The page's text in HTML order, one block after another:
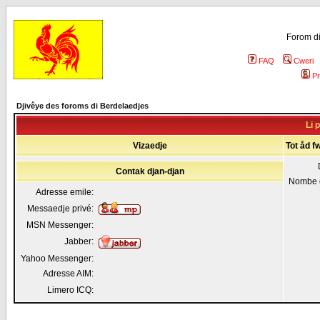
Forom
FAQ
Cweri
Djivêye des foroms di Berdelaedjes
Li
Vizaedje Tot åd
Contak djan-djan
Adresse emile:
Messaedje privé:
MSN Messenger:
Jabber:
Yahoo Messenger:
Adresse AIM:
Limero ICQ: